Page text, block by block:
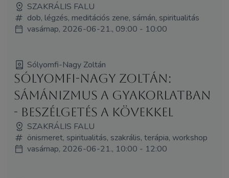
SZAKRÁLIS FALU
dob, légzés, meditációs zene, sámán, spiritualitás
vasárnap, 2026-06-21., 09:00 - 10:00
Sólyomfi-Nagy Zoltán
Sólyomfi-Nagy Zoltán:
sámánizmus a gyakorlatban
- beszélgetés a kövekkel
SZAKRÁLIS FALU
önismeret, spiritualitás, szakrális, terápia, workshop
vasárnap, 2026-06-21., 10:00 - 12:00